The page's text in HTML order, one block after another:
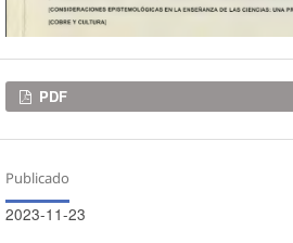
Descargas
PDF
Publicado
2023-11-23